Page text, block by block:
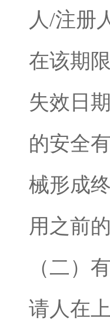
人/注册
在该期
失效日
的安全
械形成
用之前
（二）
请人在